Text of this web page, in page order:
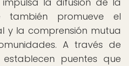
también promueve el
y la comprensión mutua
A través de
puentes que